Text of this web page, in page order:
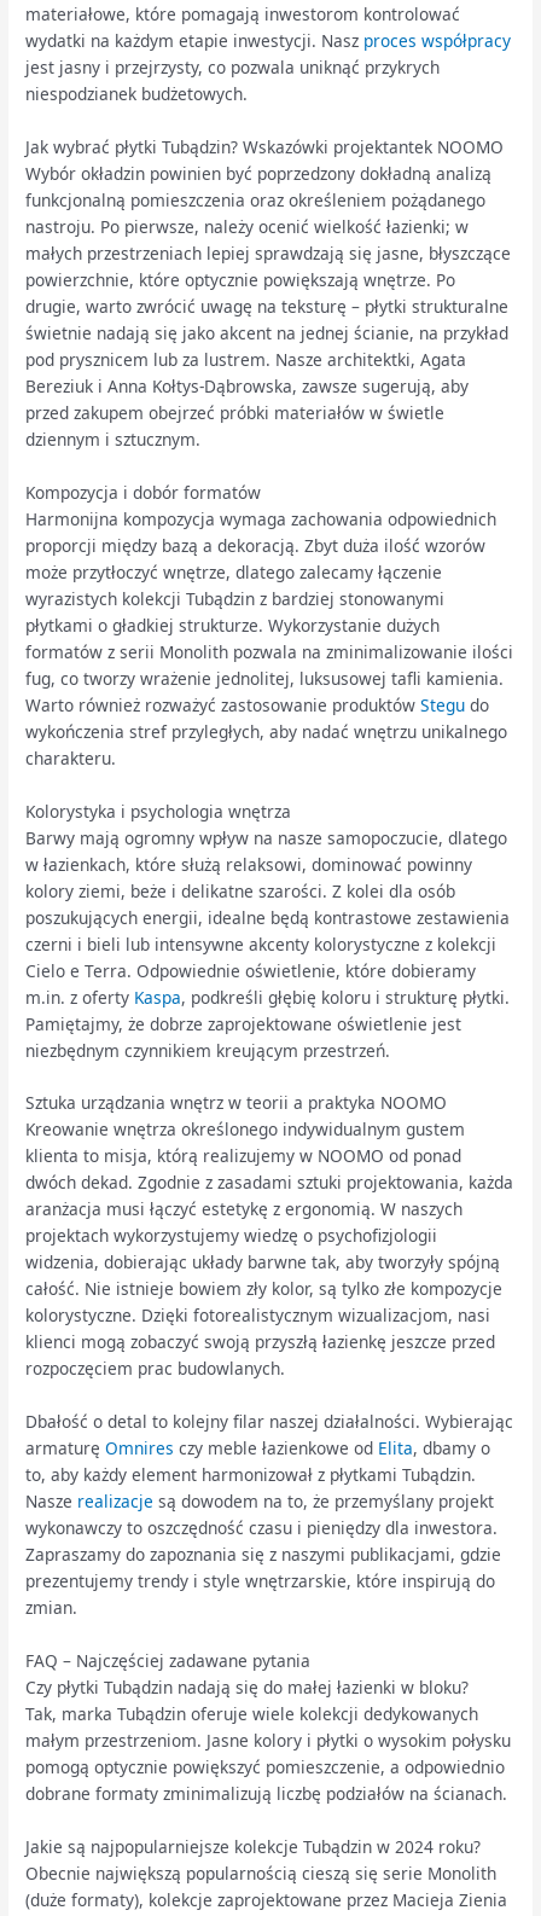
materiałowe, które pomagają inwestorom kontrolować
wydatki na każdym etapie inwestycji. Nasz proces współpracy
jest jasny i przejrzysty, co pozwala uniknąć przykrych
niespodzianek budżetowych.
Jak wybrać płytki Tubądzin? Wskazówki projektantek NOOMO
Wybór okładzin powinien być poprzedzony dokładną analizą
funkcjonalną pomieszczenia oraz określeniem pożądanego
nastroju. Po pierwsze, należy ocenić wielkość łazienki; w
małych przestrzeniach lepiej sprawdzają się jasne, błyszczące
powierzchnie, które optycznie powiększają wnętrze. Po
drugie, warto zwrócić uwagę na teksturę – płytki strukturalne
świetnie nadają się jako akcent na jednej ścianie, na przykład
pod prysznicem lub za lustrem. Nasze architektki, Agata
Bereziuk i Anna Kołtys-Dąbrowska, zawsze sugerują, aby
przed zakupem obejrzeć próbki materiałów w świetle
dziennym i sztucznym.
Kompozycja i dobór formatów
Harmonijna kompozycja wymaga zachowania odpowiednich
proporcji między bazą a dekoracją. Zbyt duża ilość wzorów
może przytłoczyć wnętrze, dlatego zalecamy łączenie
wyrazistych kolekcji Tubądzin z bardziej stonowanymi
płytkami o gładkiej strukturze. Wykorzystanie dużych
formatów z serii Monolith pozwala na zminimalizowanie ilości
fug, co tworzy wrażenie jednolitej, luksusowej tafli kamienia.
Warto również rozważyć zastosowanie produktówStegu do
wykończenia stref przyległych, aby nadać wnętrzu unikalnego
charakteru.
Kolorystyka i psychologia wnętrza
Barwy mają ogromny wpływ na nasze samopoczucie, dlatego
w łazienkach, które służą relaksowi, dominować powinny
kolory ziemi, beże i delikatne szarości. Z kolei dla osób
poszukujących energii, idealne będą kontrastowe zestawienia
czerni i bieli lub intensywne akcenty kolorystyczne z kolekcji
Cielo e Terra. Odpowiednie oświetlenie, które dobieramy
m.in. z oferty Kaspa, podkreśli głębię koloru i strukturę płytki.
Pamiętajmy, że dobrze zaprojektowane oświetlenie jest
niezbędnym czynnikiem kreującym przestrzeń.
Sztuka urządzania wnętrz w teorii a praktyka NOOMO
Kreowanie wnętrza określonego indywidualnym gustem
klienta to misja, którą realizujemy w NOOMO od ponad
dwóch dekad. Zgodnie z zasadami sztuki projektowania, każda
aranżacja musi łączyć estetykę z ergonomią. W naszych
projektach wykorzystujemy wiedzę o psychofizjologii
widzenia, dobierając układy barwne tak, aby tworzyły spójną
całość. Nie istnieje bowiem zły kolor, są tylko złe kompozycje
kolorystyczne. Dzięki fotorealistycznym wizualizacjom, nasi
klienci mogą zobaczyć swoją przyszłą łazienkę jeszcze przed
rozpoczęciem prac budowlanych.
Dbałość o detal to kolejny filar naszej działalności. Wybierając
armaturęOmnires czy meble łazienkowe od Elita, dbamy o
to, aby każdy element harmonizował z płytkami Tubądzin.
Nasze realizacje są dowodem na to, że przemyślany projekt
wykonawczy to oszczędność czasu i pieniędzy dla inwestora.
Zapraszamy do zapoznania się z naszymi publikacjami, gdzie
prezentujemy trendy i style wnętrzarskie, które inspirują do
zmian.
FAQ – Najczęściej zadawane pytania
Czy płytki Tubądzin nadają się do małej łazienki w bloku?
Tak, marka Tubądzin oferuje wiele kolekcji dedykowanych
małym przestrzeniom. Jasne kolory i płytki o wysokim połysku
pomogą optycznie powiększyć pomieszczenie, a odpowiednio
dobrane formaty zminimalizują liczbę podziałów na ścianach.
Jakie są najpopularniejsze kolekcje Tubądzin w 2024 roku?
Obecnie największą popularnością cieszą się serie Monolith
(duże formaty), kolekcje zaprojektowane przez Macieja Zienia